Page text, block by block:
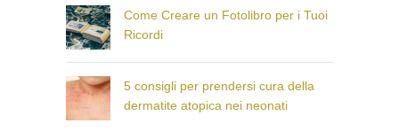
Come Creare un Fotolibro per i Tuoi
Ricordi
5 consigli per prendersi cura della
dermatite atopica nei neonati